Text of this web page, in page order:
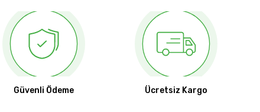
Güvenli Ödeme Ücretsiz Kargo